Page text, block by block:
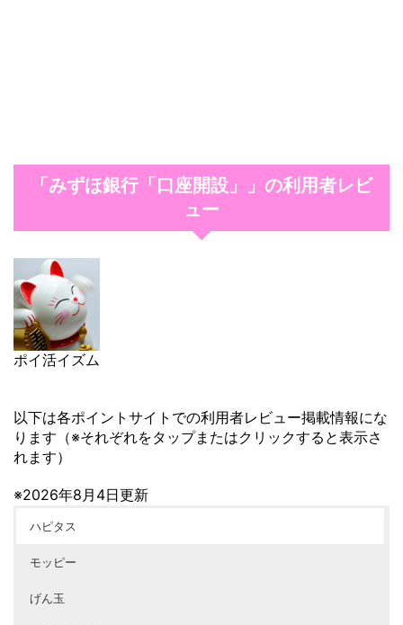
「みずほ銀行「口座開設」」の利用者レビ
ュー
ポイ活イズム
以下は各ポイントサイトでの利用者レビュー掲載情報にな
ります（※それぞれをタップまたはクリックすると表示さ
れます）
※2026年8月4日更新
ハピタス
モッピー
げん玉